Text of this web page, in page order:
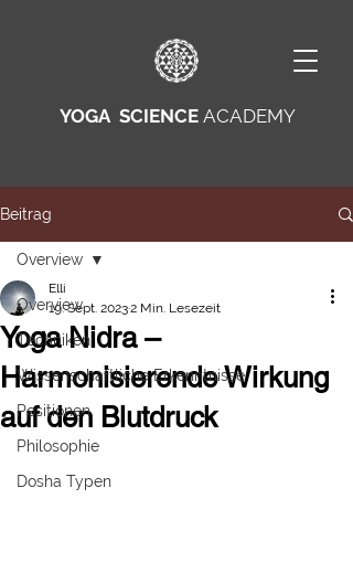
YOGA SCIENCE ACADEMY
Beitrag
Overview
Techniken
Wissenschaftliche Erkenntnisse
Positionen
Philosophie
Dosha Typen
Overview
Yoga Nidra –
Harmonisierende Wirkung
auf den Blutdruck
Elli
19. Sept. 20232 Min. Lesezeit